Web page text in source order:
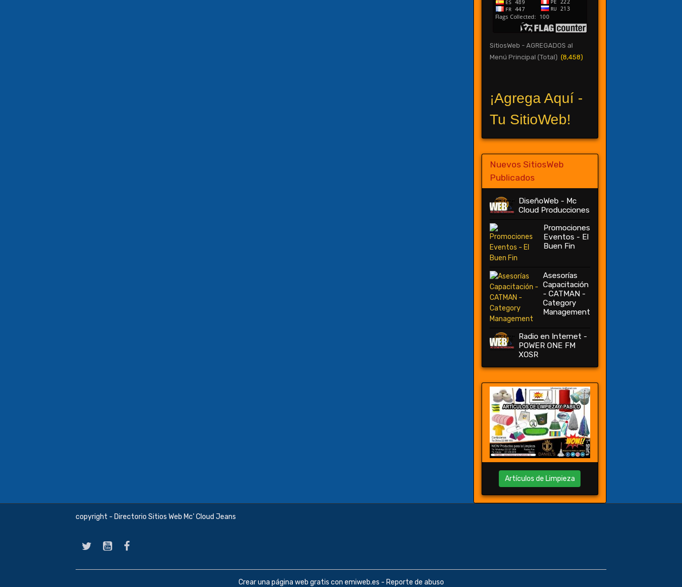
SitiosWeb - AGREGADOS al
Menú Principal (Total) (8,458)
¡Agrega Aquí -
Tu SitioWeb!
Nuevos SitiosWeb
Publicados
DiseñoWeb - Mc
Cloud Producciones
Promociones
Eventos - El
Buen Fin
Asesorías
Capacitación
- CATMAN -
Category
Management
Radio en Internet -
POWER ONE FM
XOSR
Artículos de Limpieza
copyright - Directorio Sitios Web Mc' Cloud Jeans
Crear una página web gratis con emiweb.es - Reporte de abuso